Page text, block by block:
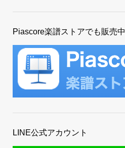
Piascore楽譜ストアでも販売中
LINE公式アカウント